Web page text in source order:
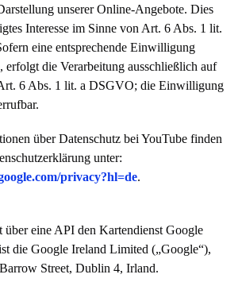
unserer Online-Angebote. Dies
Interesse im Sinne von Art. 6 Abs. 1 lit.
eine entsprechende Einwilligung
erfolgt die Verarbeitung ausschließlich auf
6 Abs. 1 lit. a DSGVO; die Einwilligung
über Datenschutz bei YouTube finden
unter:
privacy?hl=de.
über eine API den Kartendienst Google
die Google Ireland Limited („Google“),
Street, Dublin 4, Irland.